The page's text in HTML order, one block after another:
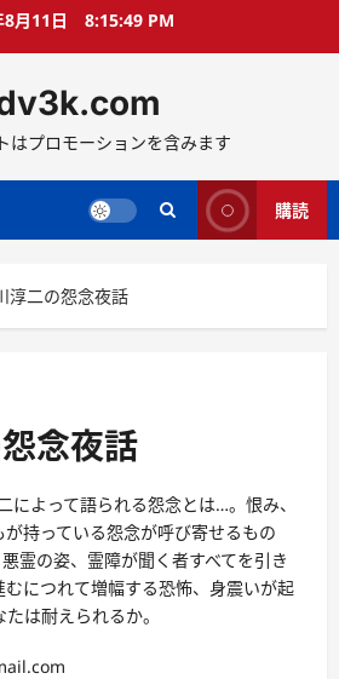
月11日 8:15:50 PM
はプロモーションを含みます
購読
淳二の怨念夜話
念夜話
によって語られる怨念とは…。恨み、
持っている怨念が呼び寄せるもの
霊の姿、霊障が聞く者すべてを引き
につれて増幅する恐怖、身震いが起
は耐えられるか。